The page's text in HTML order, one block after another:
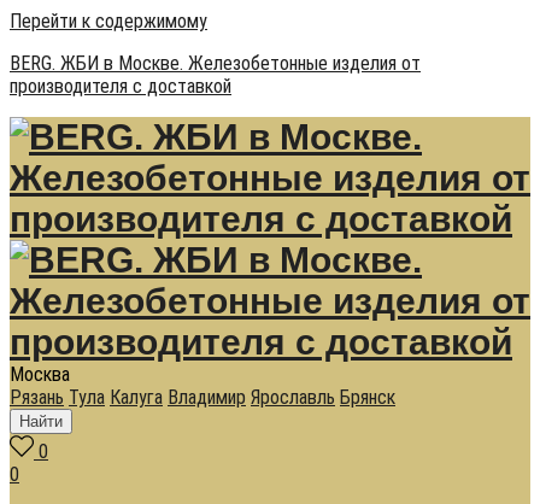
Перейти к содержимому
BERG. ЖБИ в Москве. Железобетонные изделия от
производителя с доставкой
Москва
Рязань Тула Калуга Владимир Ярославль Брянск
Найти
0
0